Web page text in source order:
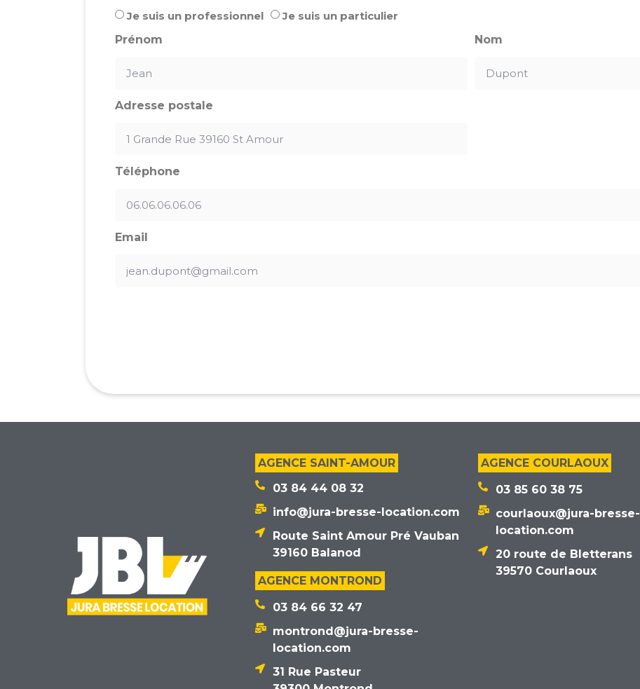
Je suis un professionnel
Je suis un particulier
Prénom
Nom
Adresse postale
Téléphone
Email
AGENCE SAINT-AMOUR
03 84 44 08 32
info@jura-bresse-location.com
Route Saint Amour Pré Vauban
39160 Balanod
AGENCE MONTROND
03 84 66 32 47
montrond@jura-bresse-
location.com
31 Rue Pasteur
AGENCE COURLAOUX
03 85 60 38 75
courlaoux@jura-bresse-
location.com
20 route de Bletterans
39570 Courlaoux